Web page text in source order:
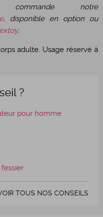
notre
, disponible en option ou
.
adulte. Usage réservé à
?
pour homme
TOUS NOS CONSEILS